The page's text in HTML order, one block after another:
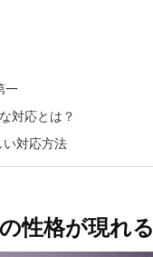
一
対応とは？
対応方法
性格が現れる